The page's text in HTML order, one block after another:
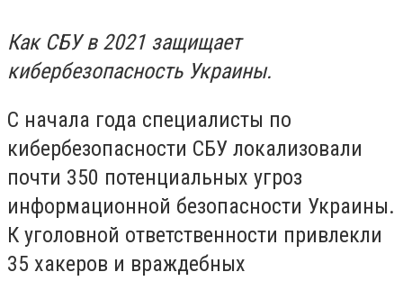
Как СБУ в 2021 защищает
кибербезопасность Украины.
С начала года специалисты по
кибербезопасности СБУ локализовали
почти 350 потенциальных угроз
информационной безопасности Украины.
К уголовной ответственности привлекли
35 хакеров и враждебных